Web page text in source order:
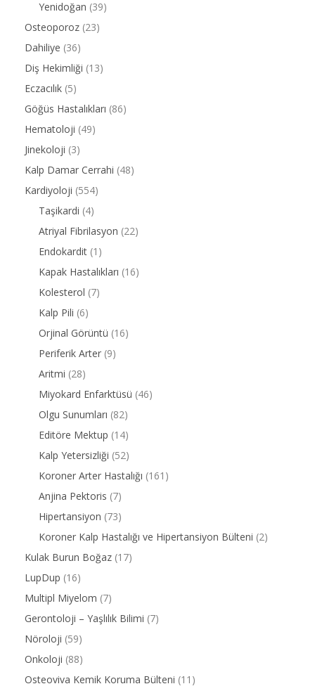
Yenidoğan (39)
Osteoporoz (23)
Dahiliye (36)
Diş Hekimliği (13)
Eczacılık (5)
Göğüs Hastalıkları (86)
Hematoloji (49)
Jinekoloji (3)
Kalp Damar Cerrahi (48)
Kardiyoloji (554)
Taşikardi (4)
Atriyal Fibrilasyon (22)
Endokardit (1)
Kapak Hastalıkları (16)
Kolesterol (7)
Kalp Pili (6)
Orjinal Görüntü (16)
Periferik Arter (9)
Aritmi (28)
Miyokard Enfarktüsü (46)
Olgu Sunumları (82)
Editöre Mektup (14)
Kalp Yetersizliği (52)
Koroner Arter Hastalığı (161)
Anjina Pektoris (7)
Hipertansiyon (73)
Koroner Kalp Hastalığı ve Hipertansiyon Bülteni (2)
Kulak Burun Boğaz (17)
LupDup (16)
Multipl Miyelom (7)
Gerontoloji – Yaşlılık Bilimi (7)
Nöroloji (59)
Onkoloji (88)
Osteoviva Kemik Koruma Bülteni (11)